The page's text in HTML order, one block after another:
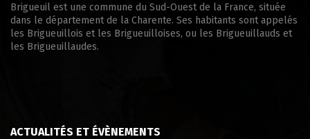
Brigueuil est une commune du Sud-Ouest de la France, située
dans le département de la Charente. Ses habitants sont appelés
les Brigueuillois et les Brigueuilloises, ou les Brigueuillauds et
les Brigueuillaudes.
ACTUALITÉS ET ÉVÈNEMENTS